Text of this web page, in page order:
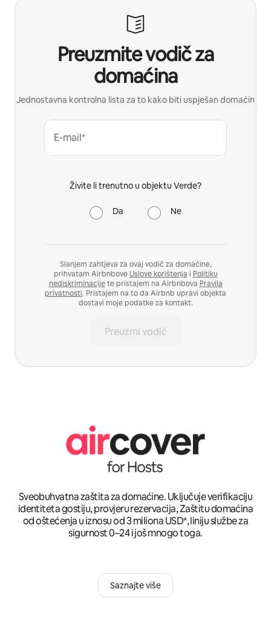
Preuzmite vodič za
domaćina
Jednostavna kontrolna lista za to kako biti uspješan domaćin
E-mail*
Živite li trenutno u objektu Verde?
Da Ne
Slanjem zahtjeva za ovaj vodič za domaćine,
prihvatam AirbnboveUslove korištenja i Politiku
nediskriminacijete pristajem na Airbnbova Pravila
privatnosti. Pristajem na to da Airbnb upravi objekta
dostavi moje podatke za kontakt.
Preuzmi vodič
Sveobuhvatna zaštita za domaćine. Uključuje verifikaciju
identiteta gostiju, provjeru rezervacija, Zaštitu domaćina
od oštećenja u iznosu od 3 miliona USD*, liniju službe za
sigurnost 0–24 i još mnogo toga.
Saznajte više